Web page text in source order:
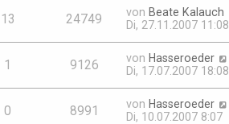
13 24749 von Beate Kalauch
Di, 27.11.2007 11:08
1 9126 von Hasseroeder
Di, 17.07.2007 18:08
0 8991 von Hasseroeder
Di, 10.07.2007 8:07